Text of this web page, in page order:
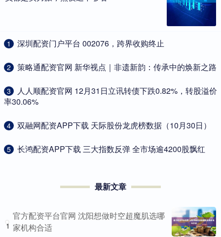
1 ​深圳配资门户平台 002076，跨界收购终止
2 ​策略通配资官网 新华视点｜非遗新韵：传承中的焕新之路
3
​人人顺配资官网 12月31日立讯转债下跌0.82%，转股溢价
率30.06%
4 ​双融网配资APP下载 天际股份龙虎榜数据（10月30日）
5 ​长鸿配资APP下载 三大指数反弹 全市场逾4200股飘红
最新文章
1
官方配资平台官网 沈阳想做时空超魔肌选哪
家机构合适